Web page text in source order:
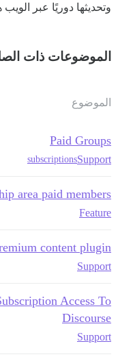
وتحديثها دوريًا عبر
الموضوعات ذات
الموضوع
Paid Groups
Support
subscriptions
area paid members
Feature
content plugin
Support
Access To
Discourse
Support